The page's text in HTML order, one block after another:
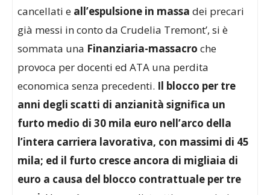
cancellati e all’espulsione in massa dei precari
già messi in conto da Crudelia Tremont’, si è
sommata una Finanziaria-massacro che
provoca per docenti ed ATA una perdita
economica senza precedenti. Il blocco per tre
anni degli scatti di anzianità significa un
furto medio di 30 mila euro nell’arco della
l’intera carriera lavorativa, con massimi di 45
mila; ed il furto cresce ancora di migliaia di
euro a causa del blocco contrattuale per tre